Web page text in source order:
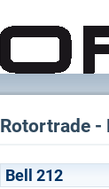
Rotortrade
Bell 212